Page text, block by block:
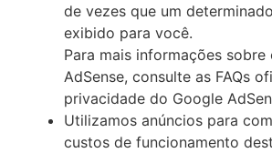
de vezes que um
exibido para você.
Para mais informações sobre
AdSense, consulte as FAQs
privacidade do Google
Utilizamos anúncios para
custos de funcionamento